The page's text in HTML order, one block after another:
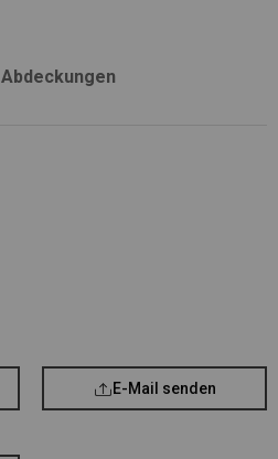
Abdeckungen
E-Mail senden